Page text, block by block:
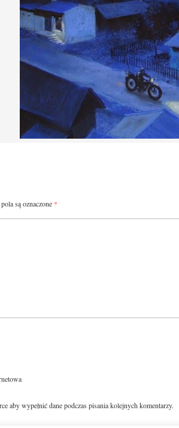
są oznaczone *
aby wypełnić dane podczas pisania kolejnych komentarzy.